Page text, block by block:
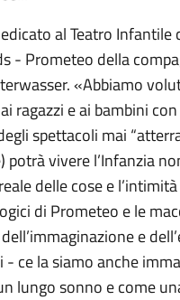
al Teatro
- Prometeo della
«Abbiamo
ragazzi e ai bambini
spettacoli mai
potrà vivere l’Infanzia
delle cose e
di Prometeo e le
e
ce la siamo anche
lungo sonno e come